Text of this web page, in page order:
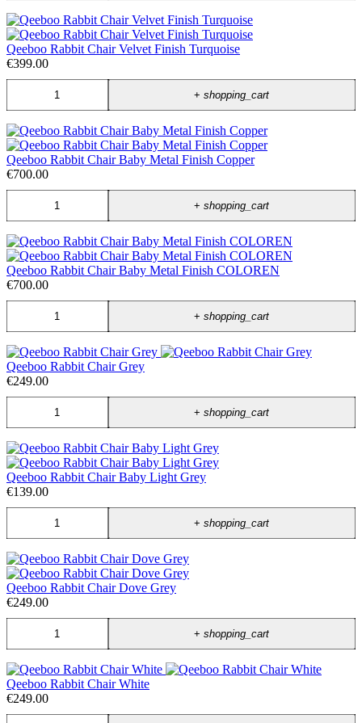
Qeeboo Rabbit Chair Velvet Finish Turquoise
€399.00
+shopping_cart
Qeeboo Rabbit Chair Baby Metal Finish Copper
€700.00
+shopping_cart
Qeeboo Rabbit Chair Baby Metal Finish COLOREN
€700.00
+shopping_cart
Qeeboo Rabbit Chair Grey
€249.00
+shopping_cart
Qeeboo Rabbit Chair Baby Light Grey
€139.00
+shopping_cart
Qeeboo Rabbit Chair Dove Grey
€249.00
+shopping_cart
Qeeboo Rabbit Chair White
€249.00